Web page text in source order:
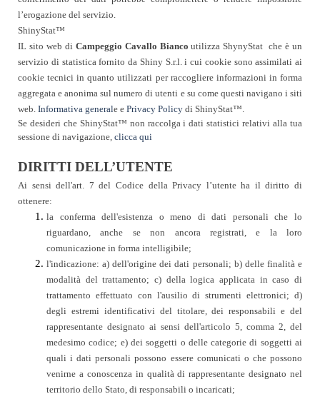
l’erogazione del servizio.
ShinyStat™
IL sito web di Campeggio Cavallo Bianco utilizza ShynyStat che è un
servizio di statistica fornito da Shiny S.r.l. i cui cookie sono assimilati ai
cookie tecnici in quanto utilizzati per raccogliere informazioni in forma
aggregata e anonima sul numero di utenti e su come questi navigano i siti
web. Informativa generale e Privacy Policy di ShinyStat™.
Se desideri che ShinyStat™ non raccolga i dati statistici relativi alla tua
sessione di navigazione, clicca qui
DIRITTI DELL’UTENTE
Ai sensi dell'art. 7 del Codice della Privacy l’utente ha il diritto di
ottenere:
la conferma dell'esistenza o meno di dati personali che lo
riguardano, anche se non ancora registrati, e la loro
comunicazione in forma intelligibile;
l'indicazione: a) dell'origine dei dati personali; b) delle finalità e
modalità del trattamento; c) della logica applicata in caso di
trattamento effettuato con l'ausilio di strumenti elettronici; d)
degli estremi identificativi del titolare, dei responsabili e del
rappresentante designato ai sensi dell'articolo 5, comma 2, del
medesimo codice; e) dei soggetti o delle categorie di soggetti ai
quali i dati personali possono essere comunicati o che possono
venirne a conoscenza in qualità di rappresentante designato nel
territorio dello Stato, di responsabili o incaricati;